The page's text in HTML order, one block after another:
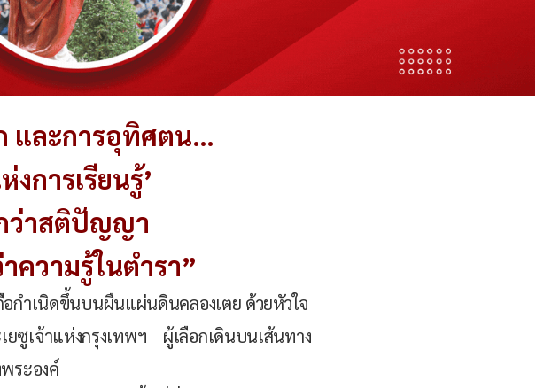
และการอุทิศตน…
การเรียนรู้’
ว่าสติปัญญา
ความรู้ในตำรา”
ำเนิดขึ้นบนผืนแผ่นดินคลองเตย ด้วยหัวใจ
ซูเจ้าแห่งกรุงเทพฯ ผู้เลือกเดินบนเส้นทาง
ระองค์